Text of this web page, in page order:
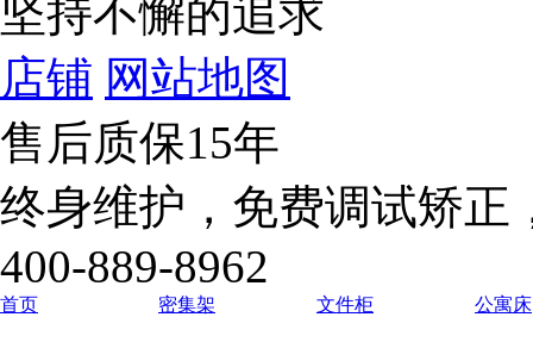
坚持不懈的追求
店铺 网站地图
售后质保15年
终身维护，免费调试矫正
400-889-8962
首页 密集架 文件柜 公寓床